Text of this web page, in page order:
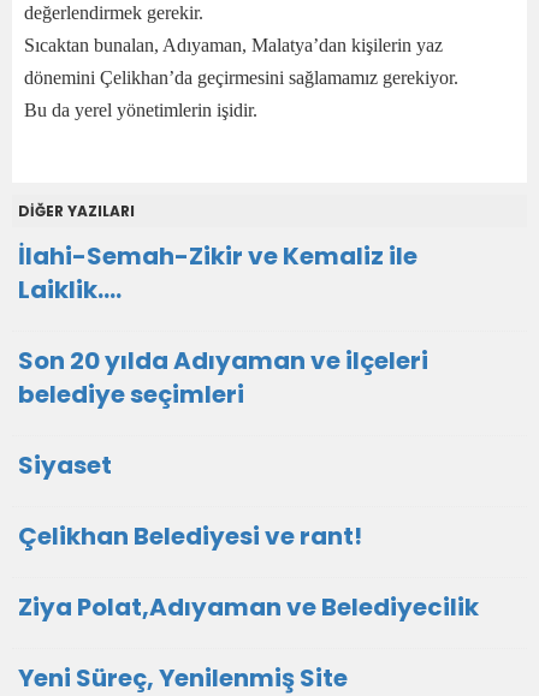
değerlendirmek gerekir.
Sıcaktan bunalan, Adıyaman, Malatya’dan kişilerin yaz
dönemini Çelikhan’da geçirmesini sağlamamız gerekiyor.
Bu da yerel yönetimlerin işidir.
DİĞER YAZILARI
İlahi-Semah-Zikir ve Kemaliz ile
Laiklik….
Son 20 yılda Adıyaman ve ilçeleri
belediye seçimleri
Siyaset
Çelikhan Belediyesi ve rant!
Ziya Polat,Adıyaman ve Belediyecilik
Yeni Süreç, Yenilenmiş Site